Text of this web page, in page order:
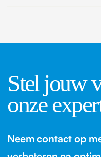
Stel jouw
onze
Neem contact op